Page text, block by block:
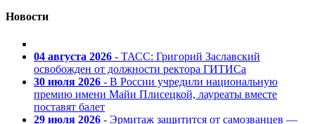
Новости
04 августа 2026 - ТАСС: Григорий Заславский
освобожден от должности ректора ГИТИСа
30 июля 2026 - В России учредили национальную
премию имени Майи Плисецкой, лауреаты вместе
поставят балет
29 июля 2026 - Эрмитаж защитится от самозванцев —